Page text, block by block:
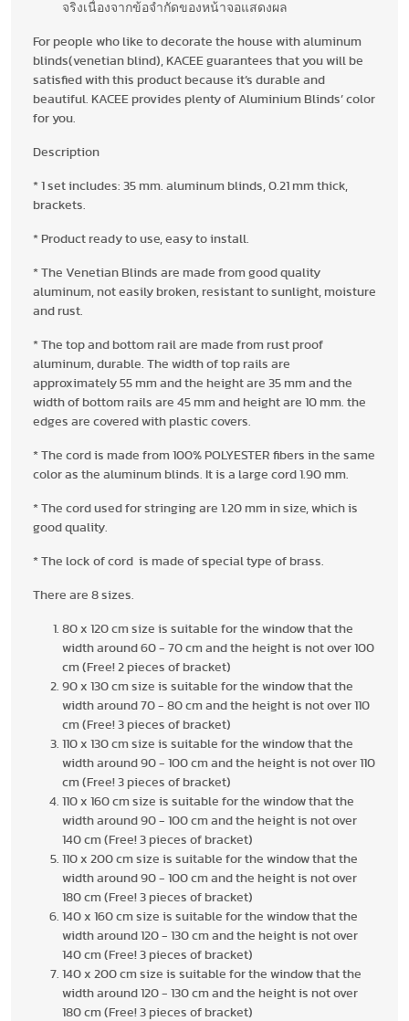
จริงเนื่องจากข้อจำกัดของหน้าจอแสดงผล
For people who like to decorate the house with aluminum
blinds(venetian blind), KACEE guarantees that you will be
satisfied with this product because it’s durable and
beautiful. KACEE provides plenty of Aluminium Blinds’ color
for you.
Description
* 1 set includes: 35 mm. aluminum blinds, 0.21 mm thick,
brackets.
* Product ready to use, easy to install.
* The Venetian Blinds are made from good quality
aluminum, not easily broken, resistant to sunlight, moisture
and rust.
* The top and bottom rail are made from rust proof
aluminum, durable. The width of top rails are
approximately 55 mm and the height are 35 mm and the
width of bottom rails are 45 mm and height are 10 mm. the
edges are covered with plastic covers.
* The cord is made from 100% POLYESTER fibers in the same
color as the aluminum blinds. It is a large cord 1.90 mm.
* The cord used for stringing are 1.20 mm in size, which is
good quality.
* The lock of cord is made of special type of brass.
There are 8 sizes.
80 x 120 cm size is suitable for the window that the
width around 60 - 70 cm and the height is not over 100
cm (Free! 2 pieces of bracket)
90 x 130 cm size is suitable for the window that the
width around 70 - 80 cm and the height is not over 110
cm (Free! 3 pieces of bracket)
110 x 130 cm size is suitable for the window that the
width around 90 - 100 cm and the height is not over 110
cm (Free! 3 pieces of bracket)
110 x 160 cm size is suitable for the window that the
width around 90 - 100 cm and the height is not over
140 cm (Free! 3 pieces of bracket)
110 x 200 cm size is suitable for the window that the
width around 90 - 100 cm and the height is not over
180 cm (Free! 3 pieces of bracket)
140 x 160 cm size is suitable for the window that the
width around 120 - 130 cm and the height is not over
140 cm (Free! 3 pieces of bracket)
140 x 200 cm size is suitable for the window that the
width around 120 - 130 cm and the height is not over
180 cm (Free! 3 pieces of bracket)